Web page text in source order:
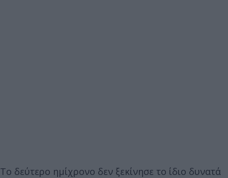
Το δεύτερο ημίχρονο δεν ξεκίνησε το ίδιο δυνατά